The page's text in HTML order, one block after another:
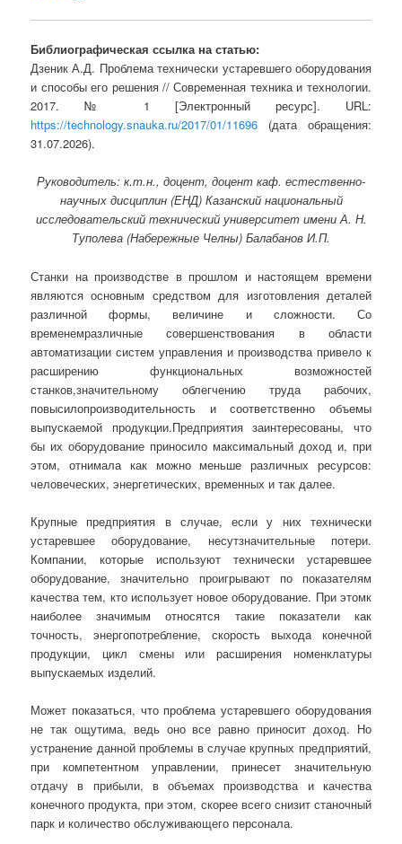
Библиографическая ссылка на статью:
Дзеник А.Д. Проблема технически устаревшего оборудования
и способы его решения // Современная техника и технологии.
2017. № 1 [Электронный ресурс]. URL:
https://technology.snauka.ru/2017/01/11696 (дата обращения:
31.07.2026).
Руководитель: к.т.н., доцент, доцент каф. естественно-
научных дисциплин (ЕНД) Казанский национальный
исследовательский технический университет имени А. Н.
Туполева (Набережные Челны) Балабанов И.П.
Станки на производстве в прошлом и настоящем времени
являются основным средством для изготовления деталей
различной формы, величине и сложности. Со
временемразличные совершенствования в области
автоматизации систем управления и производства привело к
расширению функциональных возможностей
станков,значительному облегчению труда рабочих,
повысилопроизводительность и соответственно объемы
выпускаемой продукции.Предприятия заинтересованы, что
бы их оборудование приносило максимальный доход и, при
этом, отнимала как можно меньше различных ресурсов:
человеческих, энергетических, временных и так далее.
Крупные предприятия в случае, если у них технически
устаревшее оборудование, несутзначительные потери.
Компании, которые используют технически устаревшее
оборудование, значительно проигрывают по показателям
качества тем, кто использует новое оборудование. При этомк
наиболее значимым относятся такие показатели как
точность, энергопотребление, скорость выхода конечной
продукции, цикл смены или расширения номенклатуры
выпускаемых изделий.
Может показаться, что проблема устаревшего оборудования
не так ощутима, ведь оно все равно приносит доход. Но
устранение данной проблемы в случае крупных предприятий,
при компетентном управлении, принесет значительную
отдачу в прибыли, в объемах производства и качества
конечного продукта, при этом, скорее всего снизит станочный
парк и количество обслуживающего персонала.